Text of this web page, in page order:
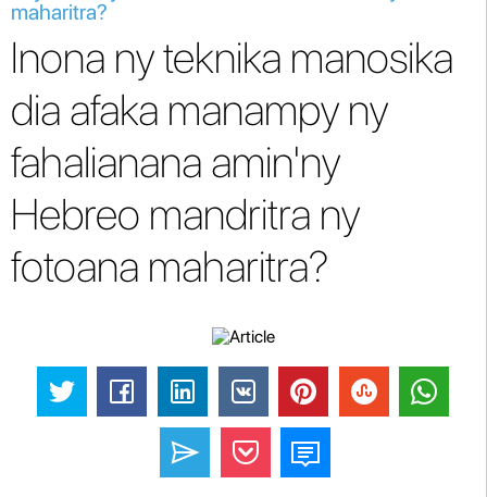
maharitra?
Inona ny teknika manosika
dia afaka manampy ny
fahalianana amin'ny
Hebreo mandritra ny
fotoana maharitra?